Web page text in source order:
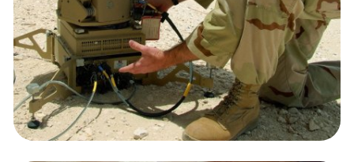
Cyberkryminalni:
Skimming
Reaktywacja
A 14.10.2009 |
14
min